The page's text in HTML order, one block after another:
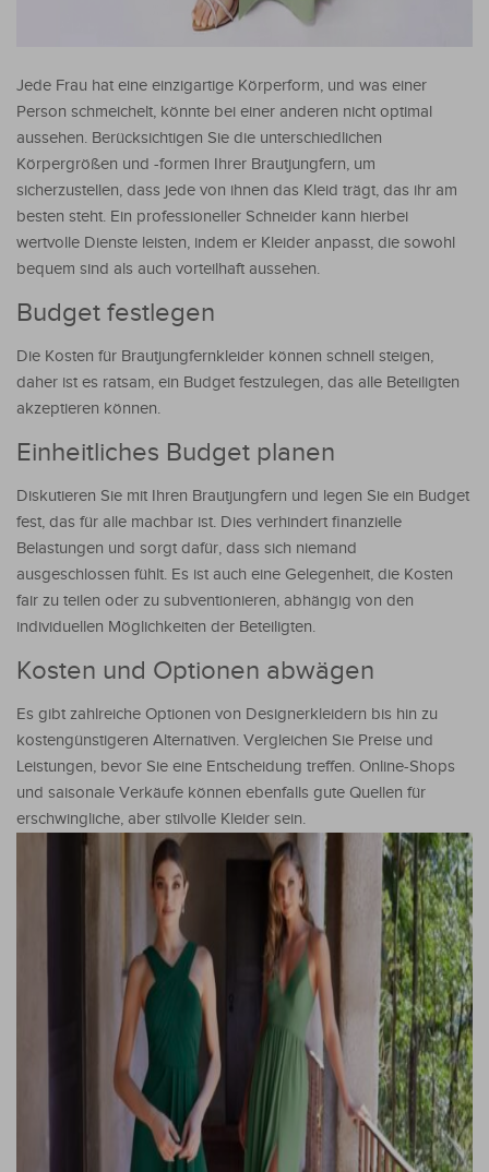
Jede Frau hat eine einzigartige Körperform, und was einer
Person schmeichelt, könnte bei einer anderen nicht optimal
aussehen. Berücksichtigen Sie die unterschiedlichen
Körpergrößen und -formen Ihrer Brautjungfern, um
sicherzustellen, dass jede von ihnen das Kleid trägt, das ihr am
besten steht. Ein professioneller Schneider kann hierbei
wertvolle Dienste leisten, indem er Kleider anpasst, die sowohl
bequem sind als auch vorteilhaft aussehen.
Budget festlegen
Die Kosten für Brautjungfernkleider können schnell steigen,
daher ist es ratsam, ein Budget festzulegen, das alle Beteiligten
akzeptieren können.
Einheitliches Budget planen
Diskutieren Sie mit Ihren Brautjungfern und legen Sie ein Budget
fest, das für alle machbar ist. Dies verhindert finanzielle
Belastungen und sorgt dafür, dass sich niemand
ausgeschlossen fühlt. Es ist auch eine Gelegenheit, die Kosten
fair zu teilen oder zu subventionieren, abhängig von den
individuellen Möglichkeiten der Beteiligten.
Kosten und Optionen abwägen
Es gibt zahlreiche Optionen von Designerkleidern bis hin zu
kostengünstigeren Alternativen. Vergleichen Sie Preise und
Leistungen, bevor Sie eine Entscheidung treffen. Online-Shops
und saisonale Verkäufe können ebenfalls gute Quellen für
erschwingliche, aber stilvolle Kleider sein.